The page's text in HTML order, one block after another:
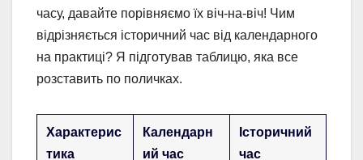
часу, давайте порівняємо їх віч-на-віч! Чим
відрізняється історичний час від календарного
на практиці? Я підготував таблицю, яка все
розставить по поличках.
Характерис
тика
Календарн
ий час
Історичний
час